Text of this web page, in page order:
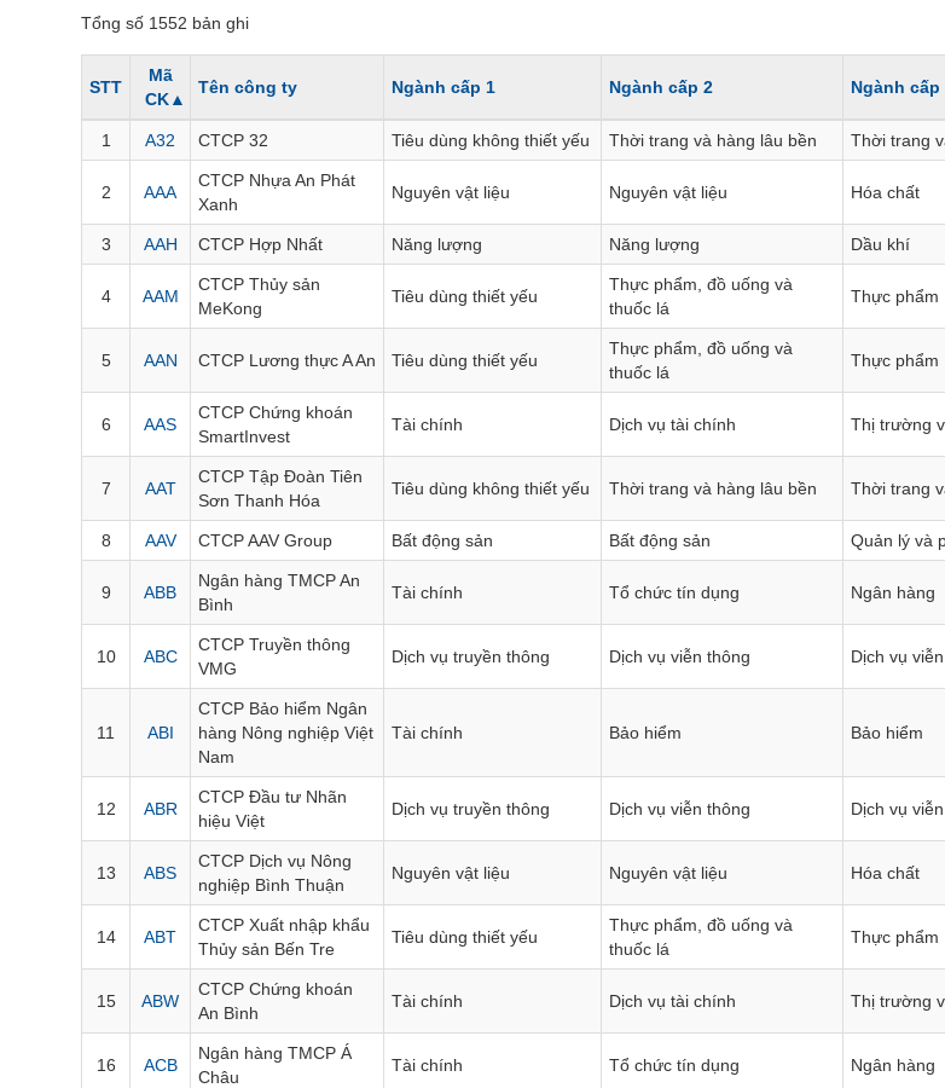
Tổng số 1552 bản ghi
STT
Mã
CK▲
Tên công ty Ngành cấp 1 Ngành cấp 2 Ngành cấp
1 A32 CTCP 32 Tiêu dùng không thiết yếu Thời trang và hàng lâu bền Thời trang
2 AAA
CTCP Nhựa An Phát
Xanh
Nguyên vật liệu Nguyên vật liệu Hóa chất
3 AAH CTCP Hợp Nhất Năng lượng Năng lượng Dầu khí
4 AAM
CTCP Thủy sản
MeKong
Tiêu dùng thiết yếu
Thực phẩm, đồ uống và
thuốc lá
Thực phẩm
5 AAN CTCP Lương thực A An Tiêu dùng thiết yếu
Thực phẩm, đồ uống và
thuốc lá
Thực phẩm
6 AAS
CTCP Chứng khoán
SmartInvest
Tài chính Dịch vụ tài chính Thị trường
7 AAT
CTCP Tập Đoàn Tiên
Sơn Thanh Hóa
Tiêu dùng không thiết yếu Thời trang và hàng lâu bền Thời trang
8 AAV CTCP AAV Group Bất động sản Bất động sản Quản lý và
9 ABB
Ngân hàng TMCP An
Bình
Tài chính Tổ chức tín dụng Ngân hàng
10 ABC
CTCP Truyền thông
VMG
Dịch vụ truyền thông Dịch vụ viễn thông Dịch vụ
11 ABI
CTCP Bảo hiểm Ngân
hàng Nông nghiệp Việt
Nam
Tài chính Bảo hiểm Bảo hiểm
12 ABR
CTCP Đầu tư Nhãn
hiệu Việt
Dịch vụ truyền thông Dịch vụ viễn thông Dịch vụ
13 ABS
CTCP Dịch vụ Nông
nghiệp Bình Thuận
Nguyên vật liệu Nguyên vật liệu Hóa chất
14 ABT
CTCP Xuất nhập khẩu
Thủy sản Bến Tre
Tiêu dùng thiết yếu
Thực phẩm, đồ uống và
thuốc lá
Thực phẩm
15 ABW
CTCP Chứng khoán
An Bình
Tài chính Dịch vụ tài chính Thị trường
16 ACB
Ngân hàng TMCP Á
Châu
Tài chính Tổ chức tín dụng Ngân hàng
TÀI CHÍNH CÁ NHÂN
PHÂN TÍCH
XUẤT DỮ LIỆU
(-)
VS-SECTOR
NĂNG LƯỢNG
NGUYÊN VẬT LIỆU
CÔNG NGHIỆP
TIÊU DÙNG KHÔNG THIẾT YẾU
TIÊU DÙNG THIẾT YẾU
CHĂM SÓC SỨC KHỎE
TÀI CHÍNH
CÔNG NGHỆ THÔNG TIN
DỊCH VỤ TRUYỀN THÔNG
TIỆN ÍCH
BẤT ĐỘNG SẢN
Mã chứng khoán(-)
Chỉ số Chứng chỉ quỹ
Người nội bộ Người liên quan Cổ đông lớn
Tin tức(-)